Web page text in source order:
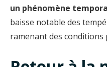
un phénomène
baisse notable des
ramenant des